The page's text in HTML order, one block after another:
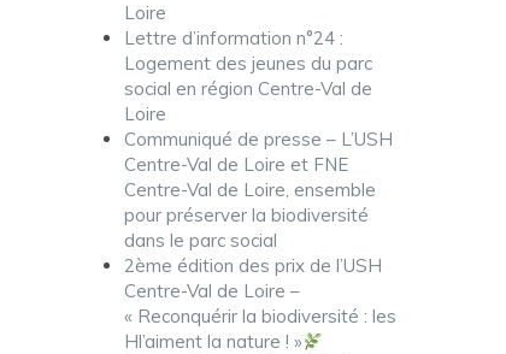
Loire
Lettre d’information n°24 :
Logement des jeunes du parc
social en région Centre-Val de
Loire
Communiqué de presse – L’USH
Centre-Val de Loire et FNE
Centre-Val de Loire, ensemble
pour préserver la biodiversité
dans le parc social
2ème édition des prix de l’USH
Centre-Val de Loire –
« Reconquérir la biodiversité : les
Hl’aiment la nature ! »